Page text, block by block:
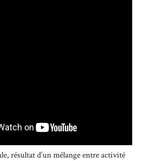
résultat d’un mélange entre activité